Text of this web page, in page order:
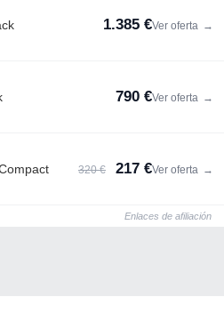
1.385 €Ver oferta →
790 €Ver oferta →
320 € 217 €Ver oferta →
Enlaces de afiliación